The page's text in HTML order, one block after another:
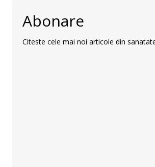
Abonare
Citeste cele mai noi articole din